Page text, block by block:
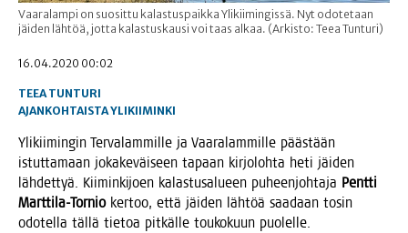
Vaaralampi on suosittu kalastuspaikka Ylikiimingissä. Nyt odotetaan
jäiden lähtöä, jotta kalastuskausi voi taas alkaa. (Arkisto: Teea Tunturi)
16.04.2020 00:02
TEEA TUNTURI
AJANKOHTAISTAYLIKIIMINKI
Yli­kii­min­gin Ter­va­lam­mil­le ja Vaa­ra­lam­mil­le pääs­tään
istut­ta­maan joka­ke­väi­seen tapaan kir­jo­loh­ta heti jäi­den
läh­det­tyä. Kii­min­ki­joen kalas­tusa­lu­een puheen­joh­ta­ja Pent­ti
Mart­ti­la-Tor­nioker­too, että jäi­den läh­töä saa­daan tosin
odo­tel­la täl­lä tie­toa pit­käl­le tou­ko­kuun puolelle.